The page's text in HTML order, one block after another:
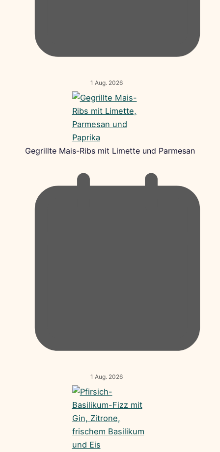
1 Aug. 2026
Gegrillte Mais-Ribs mit Limette und Parmesan
1 Aug. 2026